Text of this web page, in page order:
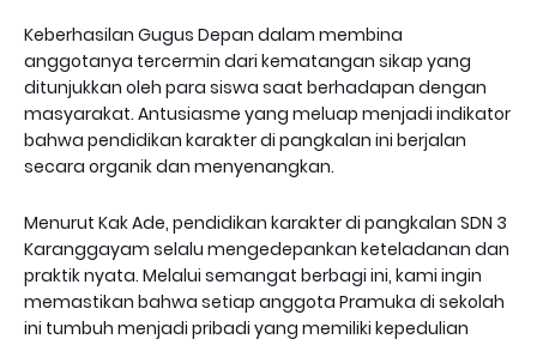
Keberhasilan Gugus Depan dalam membina
anggotanya tercermin dari kematangan sikap yang
ditunjukkan oleh para siswa saat berhadapan dengan
masyarakat. Antusiasme yang meluap menjadi indikator
bahwa pendidikan karakter di pangkalan ini berjalan
secara organik dan menyenangkan.
Menurut Kak Ade, pendidikan karakter di pangkalan SDN 3
Karanggayam selalu mengedepankan keteladanan dan
praktik nyata. Melalui semangat berbagi ini, kami ingin
memastikan bahwa setiap anggota Pramuka di sekolah
ini tumbuh menjadi pribadi yang memiliki kepedulian